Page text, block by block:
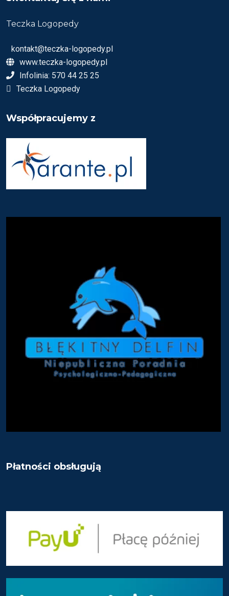
Teczka Logopedy
kontakt@teczka-logopedy.pl
www.teczka-logopedy.pl
Infolinia: 570 44 25 25
Teczka Logopedy
Współpracujemy z
Płatności obsługują